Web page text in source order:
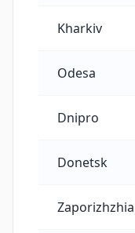
Kharkiv
Odesa
Dnipro
Donetsk
Zaporizhzhia